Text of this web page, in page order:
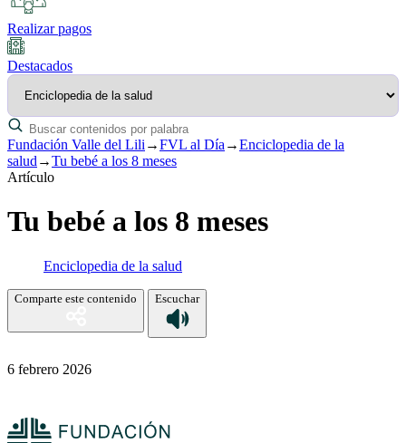
Realizar pagos
Destacados
Fundación Valle del Lili →FVL al Día →Enciclopedia de la
salud →Tu bebé a los 8 meses
Artículo
Tu bebé a los 8 meses
Enciclopedia de la salud
Comparte este contenido Escuchar
6 febrero 2026